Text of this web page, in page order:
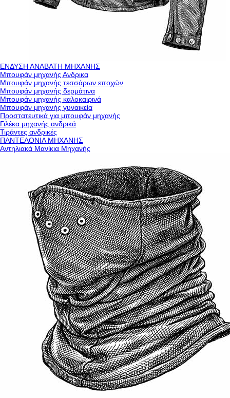
ΕΝΔΥΣΗ ΑΝΑΒΑΤΗ ΜΗΧΑΝΗΣ
Μπουφάν μηχανής Ανδρικα
Μπουφάν μηχανής τεσσάρων εποχών
Μπουφάν μηχανής δερμάτινα
Μπουφάν μηχανής καλοκαιρινά
Μπουφάν μηχανής γυναικεία
Προστατευτικά για μπουφάν μηχανής
Γιλέκα μηχανής ανδρικά
Τιράντες ανδρικές
ΠΑΝΤΕΛΟΝΙΑ ΜΗΧΑΝΗΣ
Αντηλιακά Μανίκια Μηχανής